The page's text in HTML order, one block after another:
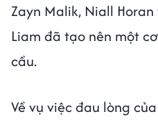
Zayn Malik, Niall Horan
Liam đã tạo nên một
cầu.
Về vụ việc đau lòng